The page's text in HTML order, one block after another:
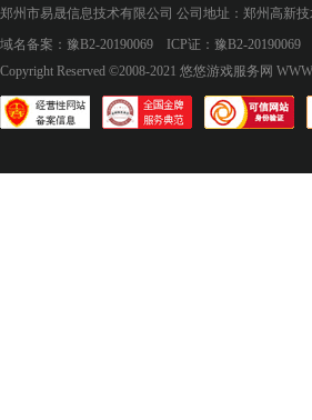
郑州市易晟信息技术有限公司 公司地址：郑州高新
域名备案： 豫B2-20190069 ICP证： 豫B2-20190069
Copyright Reserved ©2008-2021 悠悠游戏服务网